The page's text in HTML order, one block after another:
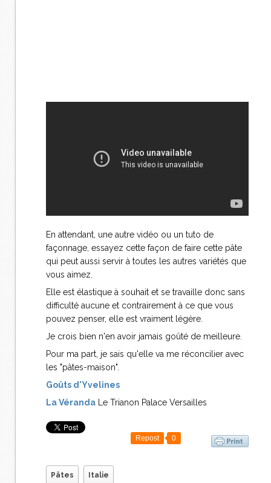
En attendant, une autre vidéo ou un tuto de
façonnage, essayez cette façon de faire cette pâte
qui peut aussi servir à toutes les autres variétés que
vous aimez.
Elle est élastique à souhait et se travaille donc sans
difficulté aucune et contrairement à ce que vous
pouvez penser, elle est vraiment légère.
Je crois bien n'en avoir jamais goûté de meilleure.
Pour ma part, je sais qu'elle va me réconcilier avec
les "pâtes-maison".
Goûts d'Yvelines
La Véranda Le Trianon Palace Versailles
Repost 0
Pâtes Italie